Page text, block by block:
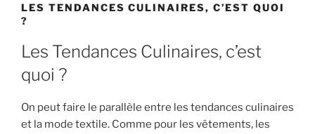
LES TENDANCES CULINAIRES, C’EST QUOI
?
Les Tendances Culinaires, c’est
quoi ?
On peut faire le parallèle entre les tendances culinaires
et la mode textile. Comme pour les vêtements, les